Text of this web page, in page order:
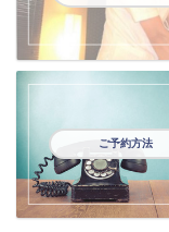
ご予約方法